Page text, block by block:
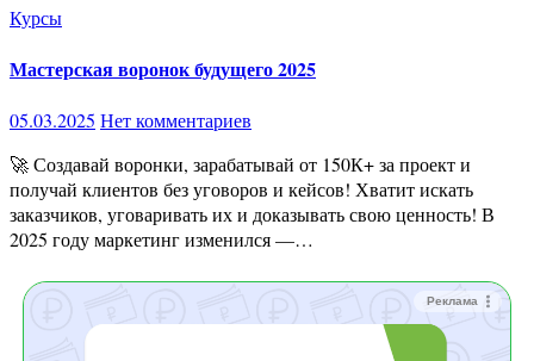
Курсы
Мастерская воронок будущего 2025
05.03.2025 Нет комментариев
🚀 Создавай воронки, зарабатывай от 150К+ за проект и
получай клиентов без уговоров и кейсов! Хватит искать
заказчиков, уговаривать их и доказывать свою ценность! В
2025 году маркетинг изменился —…
Реклама